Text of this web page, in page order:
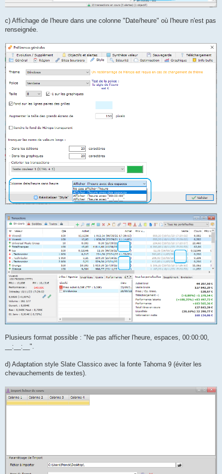
c) Affichage de l'heure dans une colonne "Date/heure" où l'heure n'est pas
renseignée.
Plusieurs format possible : "Ne pas afficher l'heure, espaces, 00:00:00,
__:__:__".
d) Adaptation style Slate Classico avec la fonte Tahoma 9 (éviter les
chevauchements de textes).